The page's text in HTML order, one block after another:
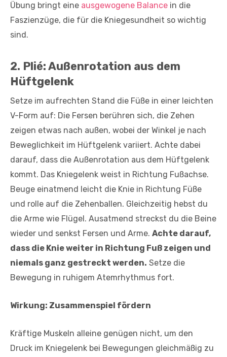
Übung bringt eine ausgewogene Balance in die
Faszienzüge, die für die Kniegesundheit so ­wichtig
sind.
2. Plié: Außenrotation aus dem
Hüftgelenk
Setze im aufrechten Stand die Füße in einer leichten
V-Form auf: Die Fersen berühren sich, die Zehen
zeigen etwas nach außen, wobei der Winkel je nach
Beweglichkeit im Hüftgelenk variiert. Achte ­dabei
darauf, dass die Außenrotation aus dem Hüftgelenk
kommt. Das Kniegelenk weist in Richtung Fußachse.
Beuge einatmend leicht die Knie in Richtung Füße
und rolle auf die Zehenballen. Gleichzeitig hebst du
die Arme wie Flügel. Ausatmend streckst du die Beine
wieder und senkst Fersen und Arme. Achte darauf,
dass die Knie weiter in Richtung Fuß zeigen und
niemals ganz gestreckt werden. Setze die
Bewegung in ruhigem Atemrhythmus fort.
Wirkung: Zusammenspiel fördern
Kräftige Muskeln alleine genügen nicht, um den
Druck im Kniegelenk bei Bewegungen gleich­mäßig zu